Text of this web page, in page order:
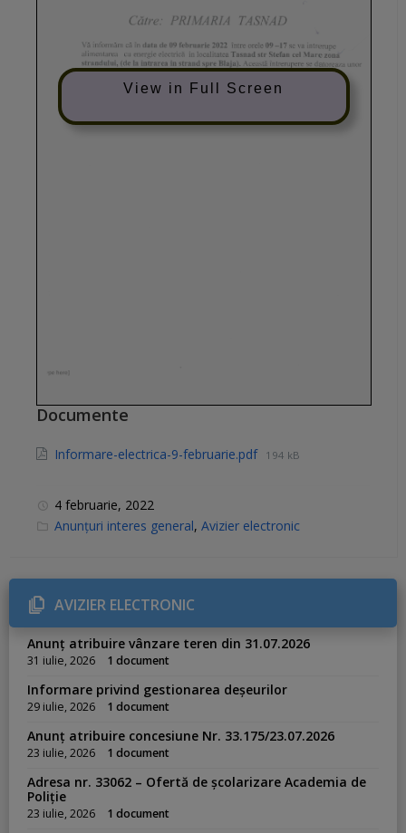
View in Full Screen
Documente
Informare-electrica-9-februarie.pdf 194 kB
4 februarie, 2022
C
g
r
i
e
s
Anunțuri interes general, Avizier electronic
AVIZIER ELECTRONIC
Anunț atribuire vânzare teren din 31.07.2026
31 iulie, 2026 1 document
Informare privind gestionarea deșeurilor
29 iulie, 2026 1 document
Anunț atribuire concesiune Nr. 33.175/23.07.2026
23 iulie, 2026 1 document
Adresa nr. 33062 – Ofertă de școlarizare Academia de
Poliție
23 iulie, 2026 1 document